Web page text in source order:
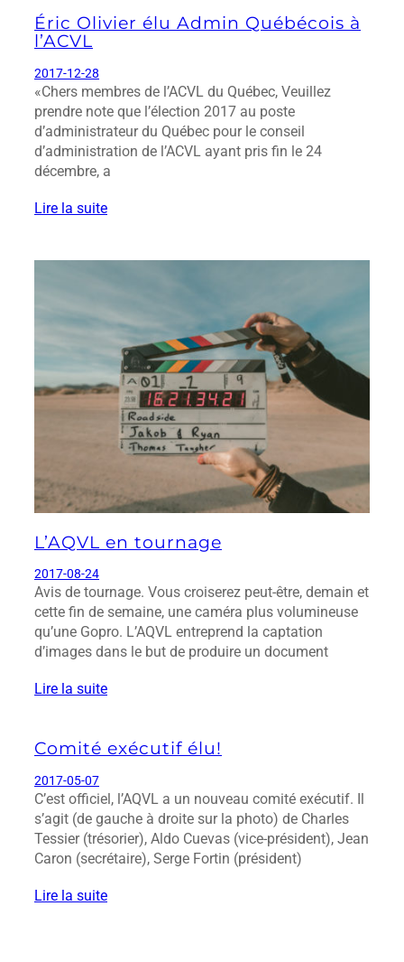
Éric Olivier élu Admin Québécois à
l’ACVL
2017-12-28
«Chers membres de l’ACVL du Québec, Veuillez
prendre note que l’élection 2017 au poste
d’administrateur du Québec pour le conseil
d’administration de l’ACVL ayant pris fin le 24
décembre, a
Lire la suite
L’AQVL en tournage
2017-08-24
Avis de tournage. Vous croiserez peut-être, demain et
cette fin de semaine, une caméra plus volumineuse
qu’une Gopro. L’AQVL entreprend la captation
d’images dans le but de produire un document
Lire la suite
Comité exécutif élu!
2017-05-07
C’est officiel, l’AQVL a un nouveau comité exécutif. Il
s’agit (de gauche à droite sur la photo) de Charles
Tessier (trésorier), Aldo Cuevas (vice-président), Jean
Caron (secrétaire), Serge Fortin (président)
Lire la suite